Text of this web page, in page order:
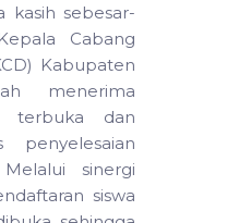
kasih sebesar-
Cabang
Kabupaten
menerima
terbuka dan
penyelesaian
sinergi
siswa